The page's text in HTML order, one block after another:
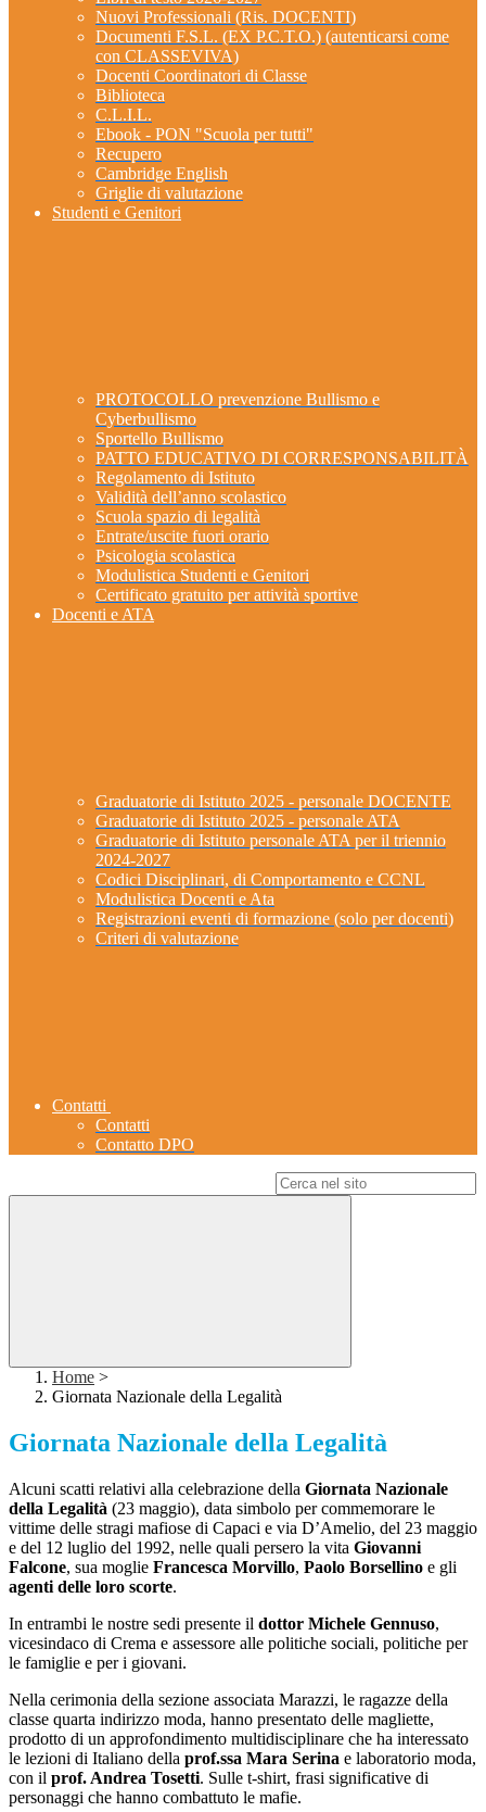
Nuovi Professionali (Ris. DOCENTI)
Documenti F.S.L. (EX P.C.T.O.) (autenticarsi come
con CLASSEVIVA)
Docenti Coordinatori di Classe
Biblioteca
C.L.I.L.
Ebook - PON "Scuola per tutti"
Recupero
Cambridge English
Griglie di valutazione
Studenti e Genitori
PROTOCOLLO prevenzione Bullismo e
Cyberbullismo
Sportello Bullismo
PATTO EDUCATIVO DI CORRESPONSABILITÀ
Regolamento di Istituto
Validità dell’anno scolastico
Scuola spazio di legalità
Entrate/uscite fuori orario
Psicologia scolastica
Modulistica Studenti e Genitori
Certificato gratuito per attività sportive
Docenti e ATA
Graduatorie di Istituto 2025 - personale DOCENTE
Graduatorie di Istituto 2025 - personale ATA
Graduatorie di Istituto personale ATA per il triennio
2024-2027
Codici Disciplinari, di Comportamento e CCNL
Modulistica Docenti e Ata
Registrazioni eventi di formazione (solo per docenti)
Criteri di valutazione
Contatti
Contatti
Contatto DPO
Home >
Giornata Nazionale della Legalità
Giornata Nazionale della Legalità
Alcuni scatti relativi alla celebrazione della Giornata Nazionale
della Legalità (23 maggio), data simbolo per commemorare le
vittime delle stragi mafiose di Capaci e via D’Amelio, del 23 maggio
e del 12 luglio del 1992, nelle quali persero la vita Giovanni
Falcone, sua moglie Francesca Morvillo, Paolo Borsellino e gli
agenti delle loro scorte.
In entrambi le nostre sedi presente il dottor Michele Gennuso,
vicesindaco di Crema e assessore alle politiche sociali, politiche per
le famiglie e per i giovani.
Nella cerimonia della sezione associata Marazzi, le ragazze della
classe quarta indirizzo moda, hanno presentato delle magliette,
prodotto di un approfondimento multidisciplinare che ha interessato
le lezioni di Italiano della prof.ssa Mara Serina e laboratorio moda,
con il prof. Andrea Tosetti. Sulle t-shirt, frasi significative di
personaggi che hanno combattuto le mafie.